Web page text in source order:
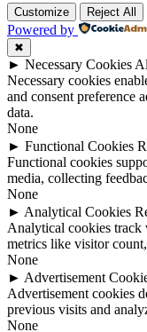
Customize Reject All
Powered by
✖
► Necessary Cookies
Necessary cookies
and consent preference
data.
None
► Functional Cookies
Functional cookies
media, collecting
None
► Analytical Cookies
Analytical cookies track
metrics like visitor
None
► Advertisement
Advertisement cookies
previous visits and
None